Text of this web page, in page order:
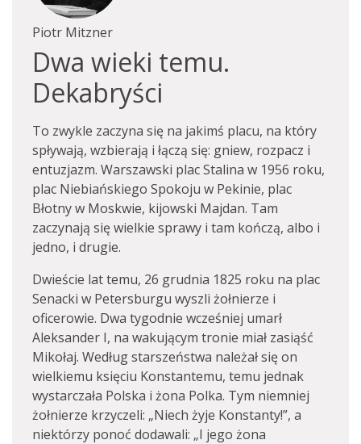
Piotr Mitzner
Dwa wieki temu.
Dekabryści
To zwykle zaczyna się na jakimś placu, na który
spływają, wzbierają i łączą się: gniew, rozpacz i
entuzjazm. Warszawski plac Stalina w 1956 roku,
plac Niebiańskiego Spokoju w Pekinie, plac
Błotny w Moskwie, kijowski Majdan. Tam
zaczynają się wielkie sprawy i tam kończą, albo i
jedno, i drugie.
Dwieście lat temu, 26 grudnia 1825 roku na plac
Senacki w Petersburgu wyszli żołnierze i
oficerowie. Dwa tygodnie wcześniej umarł
Aleksander I, na wakującym tronie miał zasiąść
Mikołaj. Według starszeństwa należał się on
wielkiemu księciu Konstantemu, temu jednak
wystarczała Polska i żona Polka. Tym niemniej
żołnierze krzyczeli: „Niech żyje Konstanty!”, a
niektórzy ponoć dodawali: „I jego żona